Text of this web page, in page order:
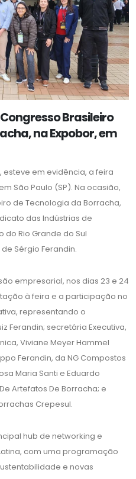
Brasileiro
na Expobor, em
esteve em evidência, a feira
São Paulo (SP). Na ocasião,
de Tecnologia da Borracha,
das Indústrias de
do Rio Grande do Sul
de Sérgio Ferandin.
empresarial, nos dias 23 e 24
à feira e a participação no
representando o
Ferandin; secretária Executiva,
Viviane Meyer Hammel
Ferandin, da NG Compostos
Maria Santi e Eduardo
Artefatos De Borracha; e
Crepesul.
hub de networking e
com uma programação
e novas